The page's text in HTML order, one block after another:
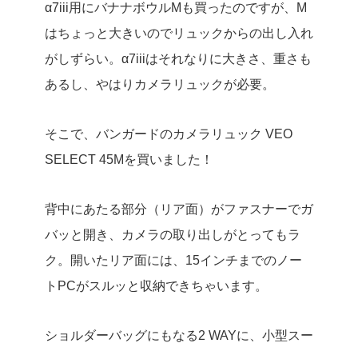
α7iii用にバナナボウルMも買ったのですが、M
はちょっと大きいのでリュックからの出し入れ
がしずらい。α7iiiはそれなりに大きさ、重さも
あるし、やはりカメラリュックが必要。
そこで、バンガードのカメラリュック VEO
SELECT 45Mを買いました！
背中にあたる部分（リア面）がファスナーでガ
バッと開き、カメラの取り出しがとってもラ
ク。開いたリア面には、15インチまでのノー
トPCがスルッと収納できちゃいます。
ショルダーバッグにもなる2 WAYに、小型スー